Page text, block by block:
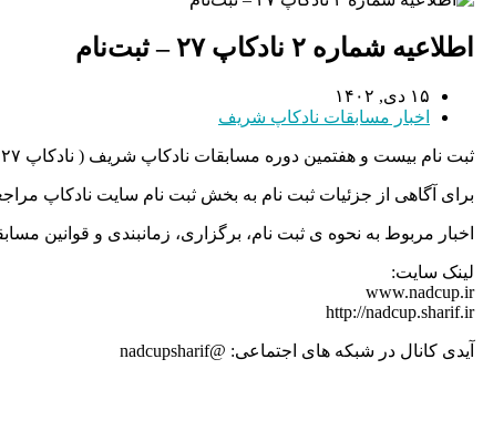
اطلاعیه شماره ۲ نادکاپ ۲۷ – ثبت‌نام
۱۵ دی, ۱۴۰۲
اخبار مسابقات نادکاپ شریف
ثبت نام بیست و هفتمین دوره مسابقات نادکاپ شریف ( نادکاپ ۲۷ ) از ۱۵ دی ماه آغاز شده است و تا تاریخ ۱۵ یهمن ماه ادامه دارد. همچنین ثبت نام با تاخیر از تاریخ ۱۶ لغایت ۲۲ بهمن ماه انجام خواهد شد.
برای آگاهی از جزئیات ثبت نام به بخش ثبت نام سایت نادکاپ
اخبار مربوط به نحوه ی ثبت نام، برگزاری، زمانبندی و
لینک سایت:
www.nadcup.ir
http://nadcup.sharif.ir
آیدی کانال در شبکه های اجتماعی: @nadcupsharif